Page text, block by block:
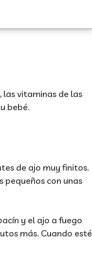
, las vitaminas de las
bebé.
de ajo muy finitos.
pequeños con unas
y el ajo a fuego
más. Cuando esté